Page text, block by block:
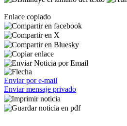
Enlace copiado
Enviar por e-mail
Enviar mensaje privado